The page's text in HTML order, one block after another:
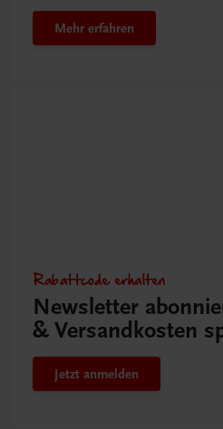
Mehr erfahren
Rabattcode erhalten
Newsletter
& Versandkosten
Jetzt anmelden